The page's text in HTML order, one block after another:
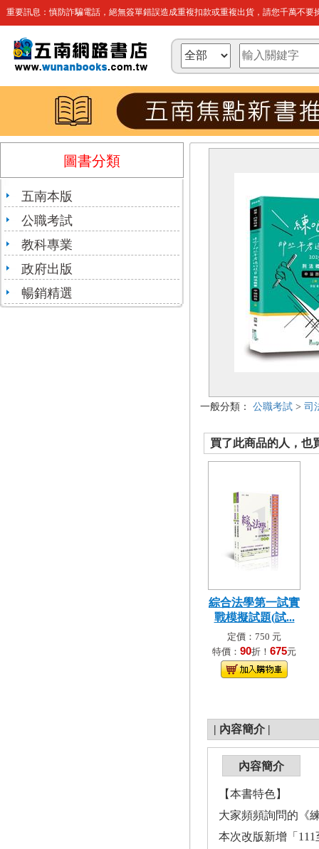
重要訊息：慎防詐騙電話，絕無簽單錯誤造成重複扣款或重複出貨，請您千萬不要
圖書分類
五南本版
公職考試
教科專業
政府出版
暢銷精選
一般分類： 公職考試 > 司
買了此商品的人，也
綜合法學第一試實
戰模擬試題(試...
定價：750 元
特價： 90折！ 675元
| 內容簡介 |
內容簡介
【本書特色】
大家頻頻詢問的《
本次改版新增「